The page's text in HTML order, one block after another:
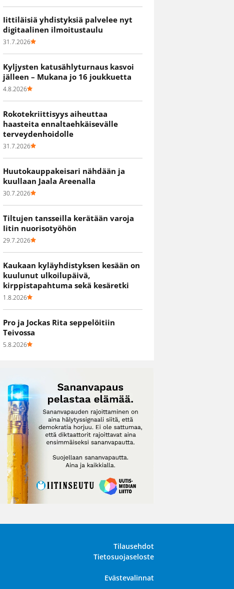
Iittiläisiä yhdistyksiä palvelee nyt
digitaalinen ilmoitustaulu
31.7.2026
Kyljysten katusählyturnaus kasvoi
jälleen – Mukana jo 16 joukkuetta
4.8.2026
Rokotekriittisyys aiheuttaa
haasteita ennaltaehkäisevälle
terveydenhoidolle
31.7.2026
Huutokauppakeisari nähdään ja
kuullaan Jaala Areenalla
30.7.2026
Tiltujen tansseilla kerätään varoja
Iitin nuorisotyöhön
29.7.2026
Kaukaan kyläyhdistyksen kesään on
kuulunut ulkoilupäivä,
kirppistapahtuma sekä kesäretki
1.8.2026
Pro ja Jockas Rita seppelöitiin
Teivossa
5.8.2026
Tilausehdot
Tietosuojaseloste
Evästevalinnat